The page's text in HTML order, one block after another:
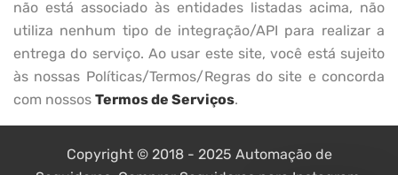
não está associado às entidades listadas acima, não
utiliza nenhum tipo de integração/API para realizar a
entrega do serviço. Ao usar este site, você está sujeito
às nossas Políticas/Termos/Regras do site e concorda
com nossos Termos de Serviços.
Copyright © 2018 - 2025 Automação de